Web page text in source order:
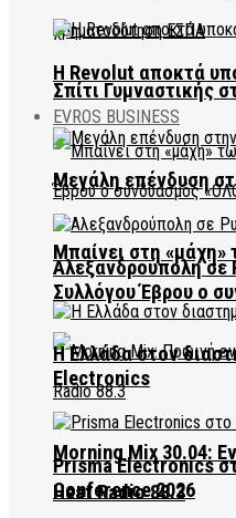
Σπίτι Γυμναστικής
Μπαίνει στη «μάχη»
Συλλόγου Έβρου ο
Morning Mix 30.04:
Heat Radio 88.3
Η Revolut αποκτά
EVROS BUSINESS
Μεγάλη επένδυση
Αλεξανδρούπολη σε
Η Ελλάδα στον
Electronics
Prisma Electronics
Conference 2026